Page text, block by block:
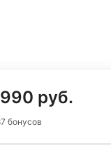
руб.
бонусов